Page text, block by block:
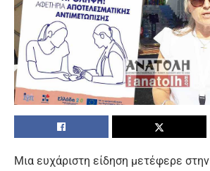
Μια ευχάριστη είδηση μετέφερε στην